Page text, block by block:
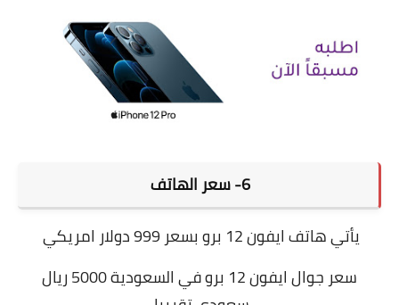
6- سعر الهاتف
يأتيهاتف ايفون 12 برو بسعر 999 دولار امريكي
سعر جوال ايفون 12 برو في السعودية 5000 ريال